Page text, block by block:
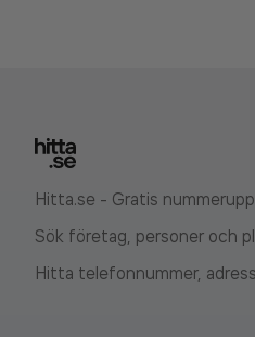
Hitta.se - Gratis
Sök företag, personer och
Hitta telefonnummer,